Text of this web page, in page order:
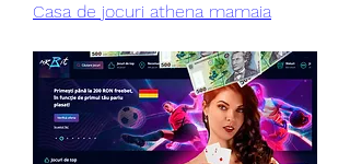
Casa de jocuri athena mamaia